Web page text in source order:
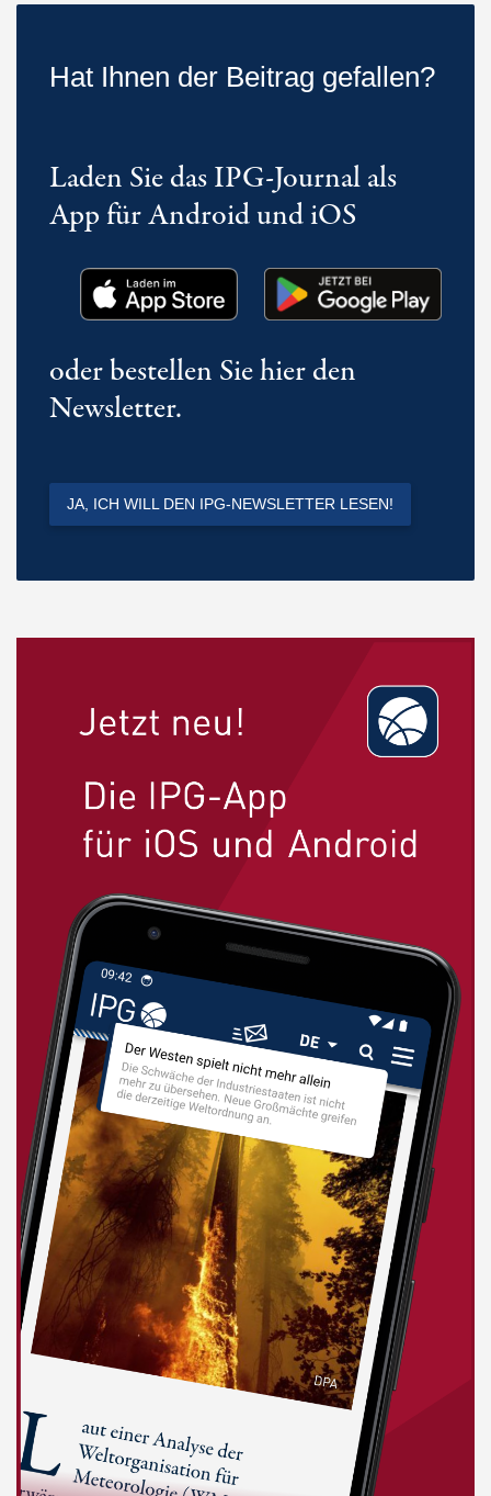
Hat Ihnen der Beitrag gefallen?
Laden Sie das IPG-Journal als
App für Android und iOS
oder bestellen Sie hier den
Newsletter.
JA, ICH WILL DEN IPG-NEWSLETTER LESEN!